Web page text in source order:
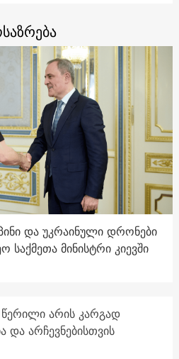
და უკრაინული დრონები
საქმეთა მინისტრი კიევში
წერილი არის კარგად
არჩევნებისთვის